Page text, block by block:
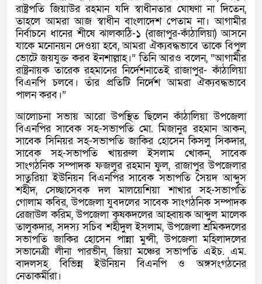
রাষ্ট্রপতি জিয়াউর রহমান যদি স্বাধীনতার ঘোষণা না দিতেন,
তাহলে আমরা আজ স্বাধীন বাংলাদেশ পেতাম না। আগামীর
নির্বাচনে ধানের শীষে ঝালকাঠি-১ (রাজাপুর-কাঁঠালিয়া) আসনে
যাকে মনোনয়ন দেওয়া হবে, আমরা ঐক্যবদ্ধভাবে তাকে বিপুল
ভোটে জয়যুক্ত করব ইনশাল্লাহ।” তিনি আরও বলেন, “আগামীর
রাষ্ট্রনায়ক তারেক রহমানের নির্দেশনাতেই রাজাপুর- কাঁঠালিয়া
বিএনপি চলবে। তাঁর প্রতিটি নির্দেশ আমরা ঐক্যবদ্ধভাবে
পালন করব।”
আলোচনা সভায় আরো উপস্থিত ছিলেন কাঁঠালিয়া উপজেলা
বিএনপির সাবেক সহ-সভাপতি মো. মিজানুর রহমান আকন,
সাবেক সিনিয়র সহ-সভাপতি জাকির হোসেন কিসলু সিকদার,
সাবেক সহ-সভাপতি খায়রুল ইসলাম খোকন, সাবেক
সাংগঠনিক সম্পাদক ফজলুর রহমান ফুল, রাজাপুর উপজেলার
সাতুরিয়া ইউনিয়ন বিএনপির সাবেক সভাপতি সৈয়দ আব্দুস
শহীদ, সেচ্ছাসেবক দল মালয়েশিয়া শাখার সহ-সভাপতি
গোলাম কবির, উপজেলা যুবদলের সাবেক সাংগঠনিক সম্পাদক
রেজাউল করিম, উপজেলা কৃষকদলের আহ্বায়ক আব্দুল মালেক
তালুকদার, সদস্য সচিব শহীদুল ইসলাম, উপজেলা শ্রমিকদলের
সভাপতি জাকির হোসেন পান্না মুন্সী, উপজেলা মহিলাদলের
সভানেত্রী লীনা পারভীন, জিয়া মঞ্চের সভাপতি এইচ. এম.
বাদলসহ বিভিন্ন ইউনিয়ন বিএনপি ও অঙ্গসংগঠনের
নেতাকর্মীরা।